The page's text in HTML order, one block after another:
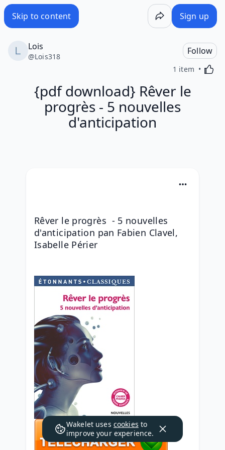
Skip to content Sign up
Lois
@Lois318
Follow
1 item
{pdf download} Rêver le
progrès - 5 nouvelles
d'anticipation
Rêver le progrès  - 5 nouvelles
d'anticipation pan Fabien Clavel,
Isabelle Périer
Wakelet uses cookies to
improve your experience.